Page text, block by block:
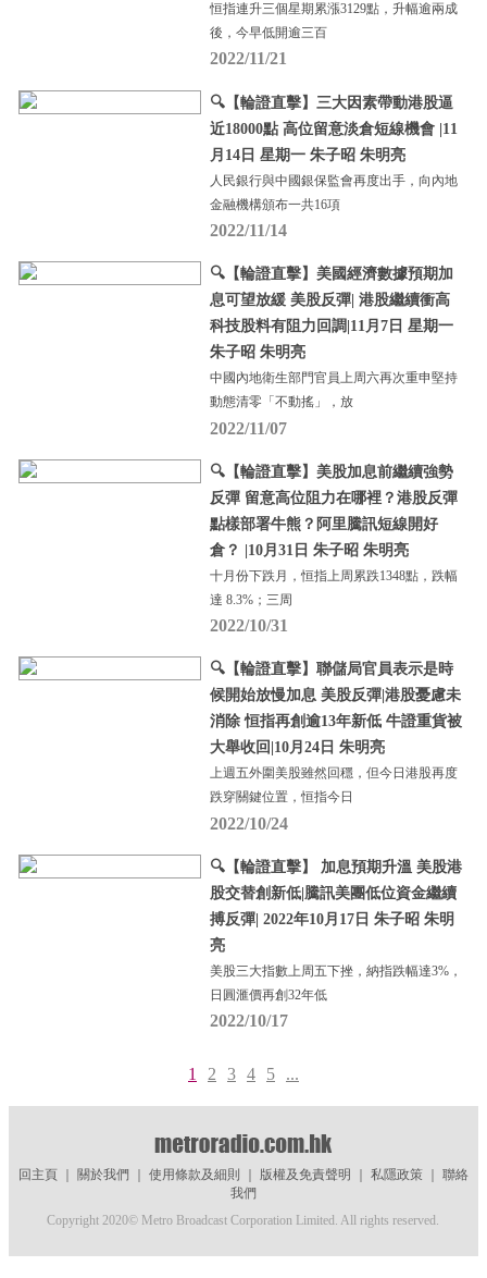
恒指連升三個星期累漲3129點，升幅逾兩成
後，今早低開逾三百
2022/11/21
🔍【輪證直擊】三大因素帶動港股逼
近18000點 高位留意淡倉短線機會 |11
月14日 星期一 朱子昭 朱明亮
人民銀行與中國銀保監會再度出手，向內地
金融機構頒布一共16項
2022/11/14
🔍【輪證直擊】美國經濟數據預期加
息可望放緩 美股反彈| 港股繼續衝高
科技股料有阻力回調|11月7日 星期一
朱子昭 朱明亮
中國內地衛生部門官員上周六再次重申堅持
動態清零「不動搖」，放
2022/11/07
🔍【輪證直擊】美股加息前繼續強勢
反彈 留意高位阻力在哪裡？港股反彈
點樣部署牛熊？阿里騰訊短線開好
倉？ |10月31日 朱子昭 朱明亮
十月份下跌月，恒指上周累跌1348點，跌幅
達 8.3%；三周
2022/10/31
🔍【輪證直擊】聯儲局官員表示是時
候開始放慢加息 美股反彈|港股憂慮未
消除 恒指再創逾13年新低 牛證重貨被
大舉收回|10月24日 朱明亮
上週五外圍美股雖然回穩，但今日港股再度
跌穿關鍵位置，恒指今日
2022/10/24
🔍【輪證直擊】 加息預期升溫 美股港
股交替創新低|騰訊美團低位資金繼續
搏反彈| 2022年10月17日 朱子昭 朱明
亮
美股三大指數上周五下挫，納指跌幅達3%，
日圓滙價再創32年低
2022/10/17
1 2 3 4 5 ...
回主頁｜ 關於我們 使用條款及細則 版權及免責聲明 私隱政策｜ 聯絡
我們
Copyright 2020© Metro Broadcast Corporation Limited. All rights reserved.